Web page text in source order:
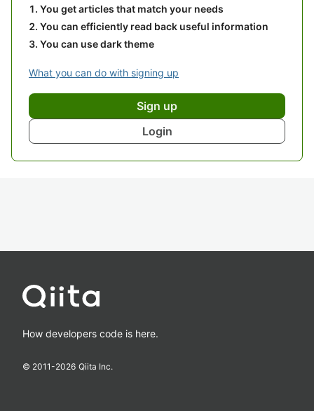
You get articles that match your needs
You can efficiently read back useful information
You can use dark theme
What you can do with signing up
Sign up
Login
How developers code is here.
© 2011-2026 Qiita Inc.